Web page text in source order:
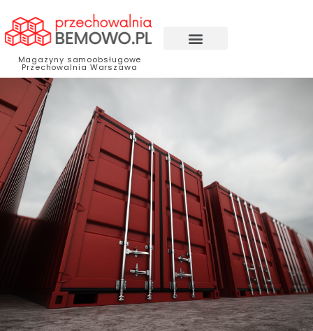
Magazyny samoobsługowe
Przechowalnia Warszawa